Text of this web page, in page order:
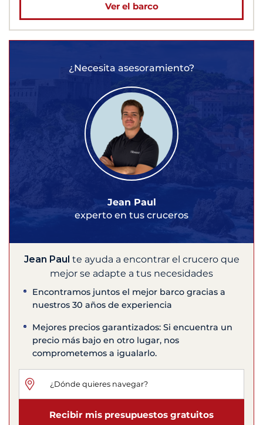
Ver el barco
¿Necesita asesoramiento?
Jean Paul
experto en tus cruceros
Jean Paul te ayuda a encontrar el crucero que
mejor se adapte a tus necesidades
Encontramos juntos el mejor barco gracias a
nuestros 30 años de experiencia
Mejores precios garantizados: Si encuentra un
precio más bajo en otro lugar, nos
comprometemos a igualarlo.
Recibir mis presupuestos gratuitos